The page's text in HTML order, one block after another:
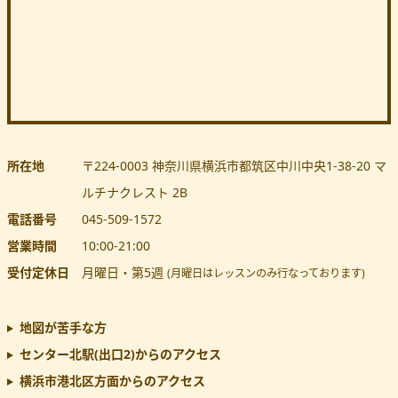
所在地 〒224-0003 神奈川県横浜市都筑区中川中央1-38-20 マ
ルチナクレスト 2B
電話番号
045-509-1572
営業時間
10:00-21:00
受付定休日
月曜日・第5週 (月曜日はレッスンのみ行なっております)
地図が苦手な方
センター北駅(出口2)からのアクセス
横浜市港北区方面からのアクセス